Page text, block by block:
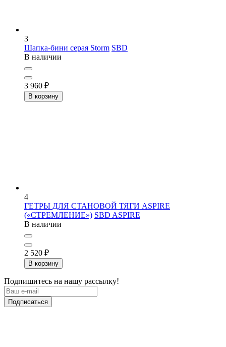
3
Шапка-бини серая Storm SBD
В наличии
3 960 ₽
В корзину
4
ГЕТРЫ ДЛЯ СТАНОВОЙ ТЯГИ ASPIRE
(«СТРЕМЛЕНИЕ») SBD ASPIRE
В наличии
2 520 ₽
В корзину
Подпишитесь на нашу рассылку!
Подписаться